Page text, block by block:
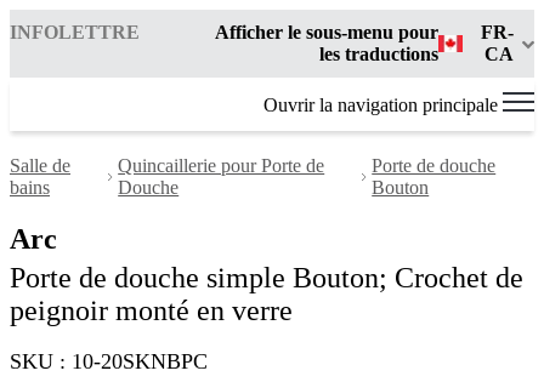
INFOLETTRE
Afficher le sous-menu pour
les traductions
FR-
CA
Ouvrir la navigation principale
Salle de
bains
Quincaillerie pour Porte de
Douche
Porte de douche
Bouton
Arc
Porte de douche simple Bouton; Crochet de
peignoir monté en verre
SKU : 10-20SKNBPC